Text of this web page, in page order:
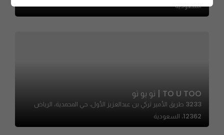
السعودية
TO U TOO | تو يو تو
3233 طريق الأمير تركي بن عبدالعزيز الأول، حي المحمدية، الرياض
12362، السعودية